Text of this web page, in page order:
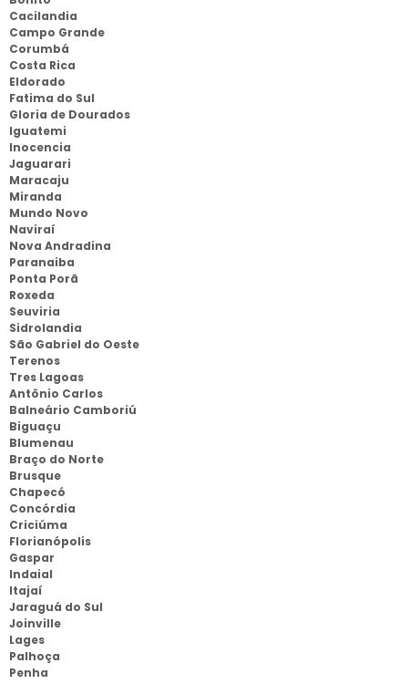
Cacilandia
Campo Grande
Corumbá
Costa Rica
Eldorado
Fatima do Sul
Gloria de Dourados
Iguatemi
Inocencia
Jaguarari
Maracaju
Miranda
Mundo Novo
Naviraí
Nova Andradina
Paranaiba
Ponta Porã
Roxeda
Seuviria
Sidrolandia
São Gabriel do Oeste
Terenos
Tres Lagoas
Antônio Carlos
Balneário Camboriú
Biguaçu
Blumenau
Braço do Norte
Brusque
Chapecó
Concórdia
Criciúma
Florianópolis
Gaspar
Indaial
Itajaí
Jaraguá do Sul
Joinville
Lages
Palhoça
Penha